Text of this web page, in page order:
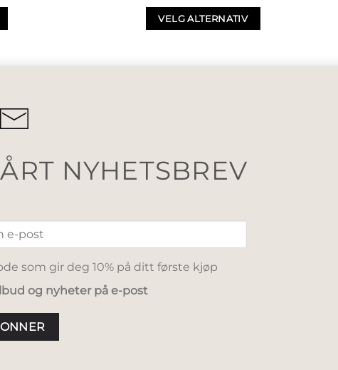
VELG ALTERNATIV
NYHETSBREV
som gir deg 10% på ditt første kjøp
og nyheter på e-post